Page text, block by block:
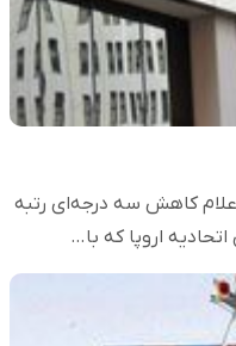
کاهش سه درجه‌ای رتبه
اتحادیه اروپا که با…